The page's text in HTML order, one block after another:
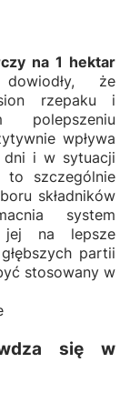
na 1 hektar
że
rzepaku i
polepszeniu
wpływa
dni i w sytuacji
to szczególnie
składników
system
jej na lepsze
partii
stosowany w
się w